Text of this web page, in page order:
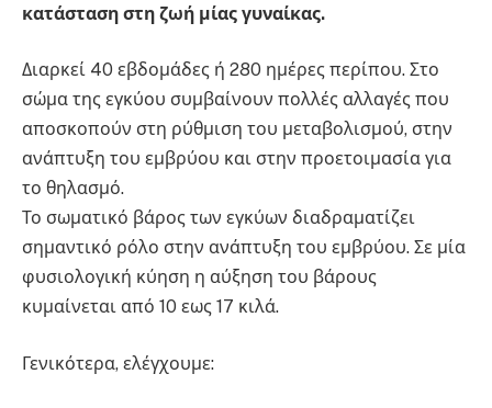
κατάσταση στη ζωή μίας γυναίκας.
Διαρκεί 40 εβδομάδες ή 280 ημέρες περίπου. Στο
σώμα της εγκύου συμβαίνουν πολλές αλλαγές που
αποσκοπούν στη ρύθμιση του μεταβολισμού, στην
ανάπτυξη του εμβρύου και στην προετοιμασία για
το θηλασμό.
Το σωματικό βάρος των εγκύων διαδραματίζει
σημαντικό ρόλο στην ανάπτυξη του εμβρύου. Σε μία
φυσιολογική κύηση η αύξηση του βάρους
κυμαίνεται από 10 εως 17 κιλά.
Γενικότερα, ελέγχουμε: